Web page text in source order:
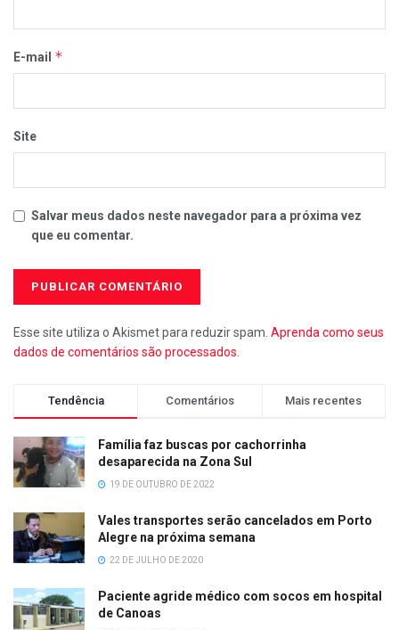
E-mail *
Site
Salvar meus dados neste navegador para a próxima vez
que eu comentar.
Esse site utiliza o Akismet para reduzir spam. Aprenda como seus
dados de comentários são processados
Tendência Comentários Mais recentes
Família faz buscas por cachorrinha
desaparecida na Zona Sul
19 DE OUTUBRO DE 2022
Vales transportes serão cancelados em Porto
Alegre na próxima semana
22 DE JULHO DE 2020
Paciente agride médico com socos em hospital
de Canoas